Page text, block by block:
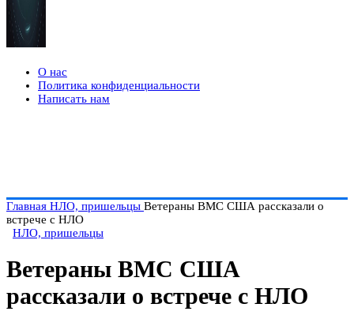
О нас
Политика конфиденциальности
Написать нам
Главная НЛО, пришельцы Ветераны ВМС США рассказали о
встрече с НЛО
НЛО, пришельцы
Ветераны ВМС США
рассказали о встрече с НЛО